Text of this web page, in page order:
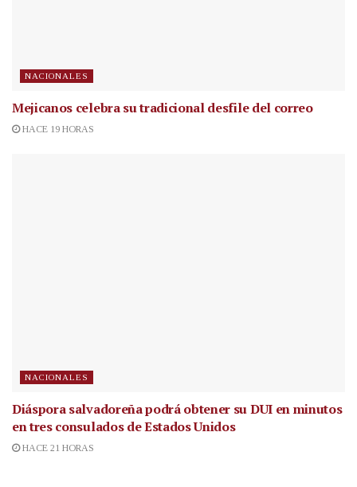
NACIONALES
Mejicanos celebra su tradicional desfile del correo
HACE 19 HORAS
NACIONALES
Diáspora salvadoreña podrá obtener su DUI en minutos
en tres consulados de Estados Unidos
HACE 21 HORAS